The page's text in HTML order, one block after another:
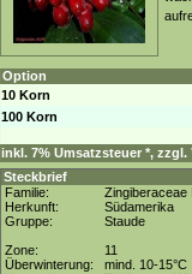
Option
10 Korn
100 Korn
inkl. 7% Umsatzsteuer *, zzgl.
Steckbrief
Familie:
Zingiberaceae
Herkunft:
Südamerika
Gruppe:
Staude
Zone:
11
Überwinterung:
mind. 10-15°C